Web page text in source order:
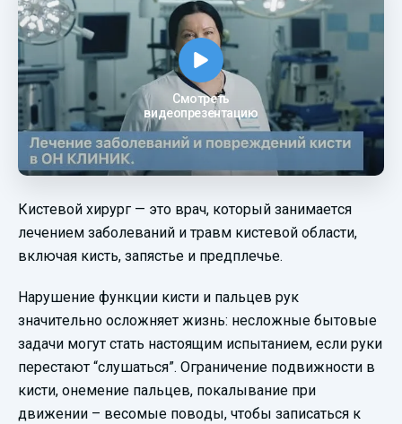
Смотреть
видеопрезентацию
Кистевой хирург — это врач, который занимается
лечением заболеваний и травм кистевой области,
включая кисть, запястье и предплечье.
Нарушение функции кисти и пальцев рук
значительно осложняет жизнь: несложные бытовые
задачи могут стать настоящим испытанием, если руки
перестают “слушаться”. Ограничение подвижности в
кисти, онемение пальцев, покалывание при
движении – весомые поводы, чтобы записаться к